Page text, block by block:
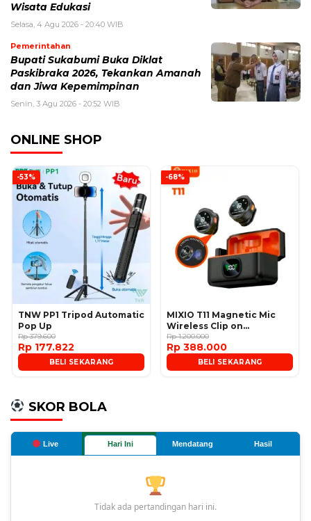
Wisata Edukasi
Selasa, 4 Agu 2026 - 20:40 WIB
Pemerintahan
Bupati Sukabumi Buka Diklat
Paskibraka 2026, Tekankan Amanah
dan Jiwa Kepemimpinan
Senin, 3 Agu 2026 - 20:52 WIB
ONLINE SHOP
-53%
TNW PP1 Tripod Automatic
Pop Up
Rp 379.600
Rp 177.822
BELI SEKARANG
-68%
MIXIO T11 Magnetic Mic
Wireless Clip on
Microphone
Rp 1.200.000
Rp 388.000
BELI SEKARANG
SKOR BOLA
Live Hari Ini Mendatang Hasil
Tidak ada pertandingan hari ini.